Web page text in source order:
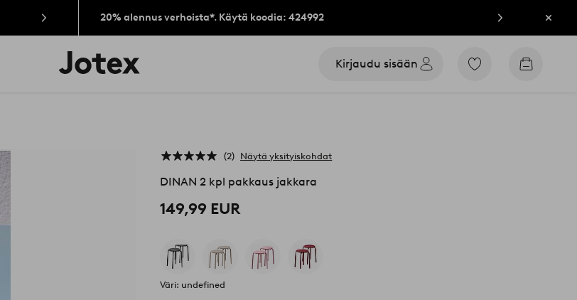
20% alennus verhoista*. Käytä koodia: 424992 Sulje
Jotex-
logo
Kirjaudu sisään
Siirry
Siirry
2 Näytä yksityiskohdat
DINAN 2 kpl pakkaus jakkara
149,99 EUR
Väri: undefined